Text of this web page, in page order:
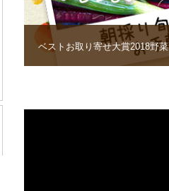
ベストお取り寄せ大賞2018野